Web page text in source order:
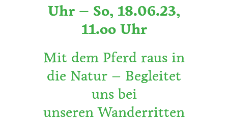
Uhr – So, 18.06.23,
11.oo Uhr
Mit dem Pferd raus in
die Natur – Begleitet
uns bei
unseren Wanderritten